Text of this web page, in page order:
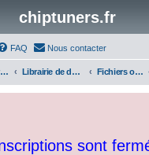
chiptuners.fr
FAQ Nous contacter
Librairie de documents et originaux Fichiers originaux
sont